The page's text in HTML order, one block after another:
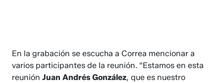
En la grabación se escucha a Correa mencionar a
varios participantes de la reunión. "Estamos en esta
reuniónJuan Andrés González, que es nuestro